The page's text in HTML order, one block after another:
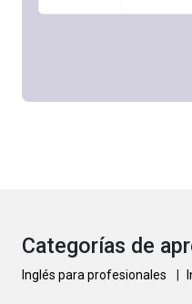
Categorías de
Inglés para profesionales